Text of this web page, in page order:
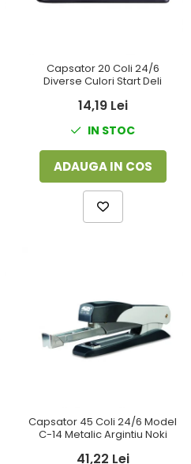
Capsator 20 Coli 24/6
Diverse Culori Start Deli
14,19 Lei
IN STOC
ADAUGA IN COS
Capsator 45 Coli 24/6 Model
C-14 Metalic Argintiu Noki
41,22 Lei